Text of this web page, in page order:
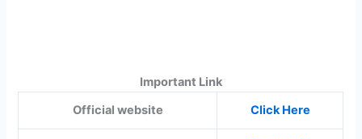
Important Link
Official website
Click Here